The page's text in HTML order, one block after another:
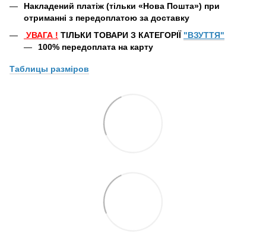
Накладений платіж (тільки «Нова Пошта») при
отриманні з передоплатою за доставку
УВАГА ! ТІЛЬКИ ТОВАРИ З КАТЕГОРІЇ "ВЗУТТЯ"
100% передоплата на карту
Таблицы разміров